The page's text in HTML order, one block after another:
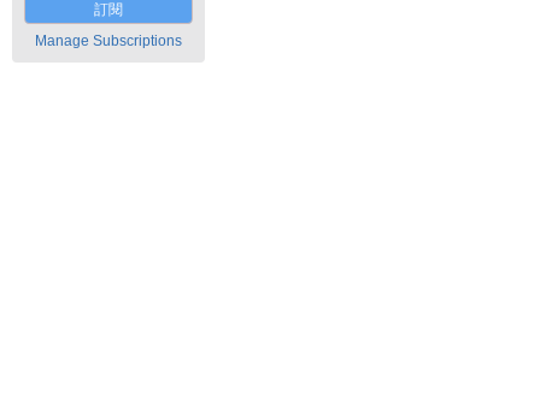
訂閱
Manage Subscriptions